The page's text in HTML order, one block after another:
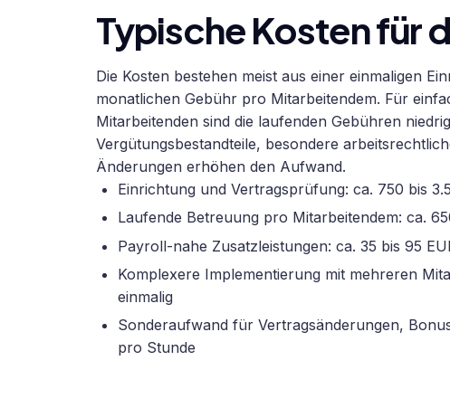
Typische Kosten für
Die Kosten bestehen meist aus einer einmaligen
monatlichen Gebühr pro Mitarbeitendem. Für
Mitarbeitenden sind die laufenden Gebühren
Vergütungsbestandteile, besondere
Änderungen erhöhen den Aufwand.
Einrichtung und Vertragsprüfung: ca. 750 bis
Laufende Betreuung pro Mitarbeitendem: ca.
Payroll-nahe Zusatzleistungen: ca. 35 bis 95
Komplexere Implementierung mit mehreren
einmalig
Sonderaufwand für Vertragsänderungen,
pro Stunde